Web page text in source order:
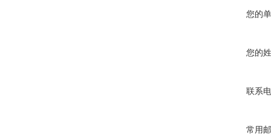
您的
您的
联系
常用